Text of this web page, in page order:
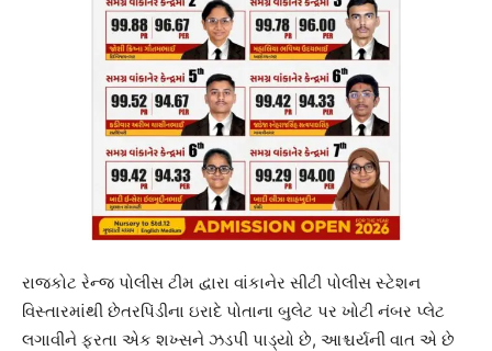
રાજકોટ રેન્જ પોલીસ ટીમ દ્વારા વાંકાનેર સીટી પોલીસ સ્ટેશન
વિસ્તારમાંથી છેતરપિંડીના ઇરાદે પોતાના બુલેટ પર ખોટી નંબર પ્લેટ
લગાવીને ફરતા એક શખ્સને ઝડપી પાડ્યો છે, આશ્ચર્યની વાત એ છે